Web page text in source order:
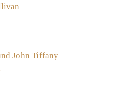
John Tiffany